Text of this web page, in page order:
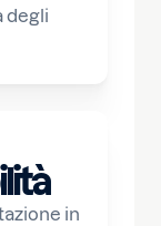
degli
in